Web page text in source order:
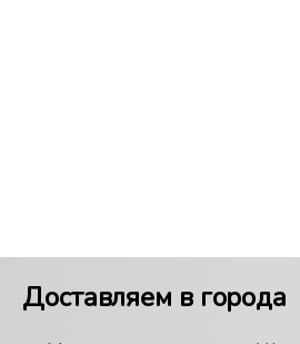
Доставляем в города